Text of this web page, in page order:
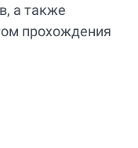
а также
прохождения